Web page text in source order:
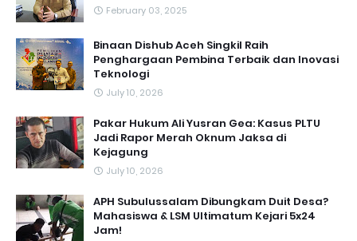
February 03, 2025
Binaan Dishub Aceh Singkil Raih
Penghargaan Pembina Terbaik dan Inovasi
Teknologi
July 10, 2026
Pakar Hukum Ali Yusran Gea: Kasus PLTU
Jadi Rapor Merah Oknum Jaksa di
Kejagung
July 10, 2026
APH Subulussalam Dibungkam Duit Desa?
Mahasiswa & LSM Ultimatum Kejari 5x24
Jam!